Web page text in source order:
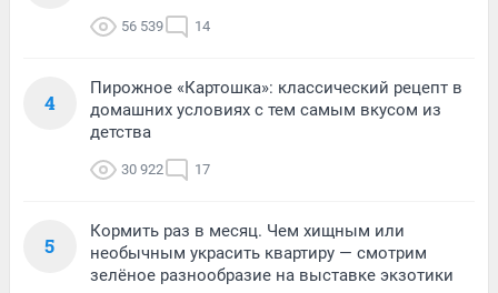
56 539 14
4
Пирожное «Картошка»: классический рецепт в
домашних условиях с тем самым вкусом из
детства
30 922 17
5
Кормить раз в месяц. Чем хищным или
необычным украсить квартиру — смотрим
зелёное разнообразие на выставке экзотики